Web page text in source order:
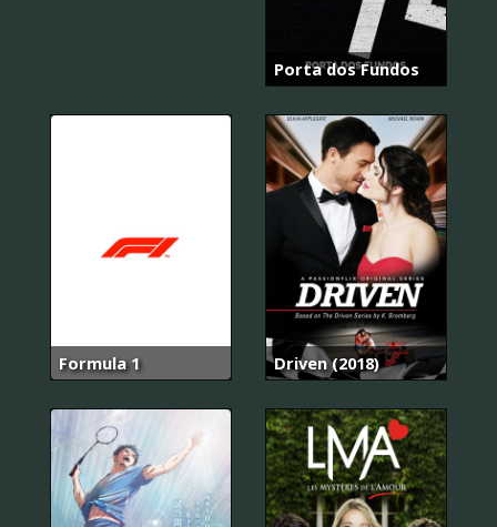
Porta dos Fundos
Formula 1 Driven (2018)